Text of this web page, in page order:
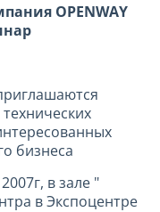
OPENWAY
бизнеса
в зале "
в Экспоцентре